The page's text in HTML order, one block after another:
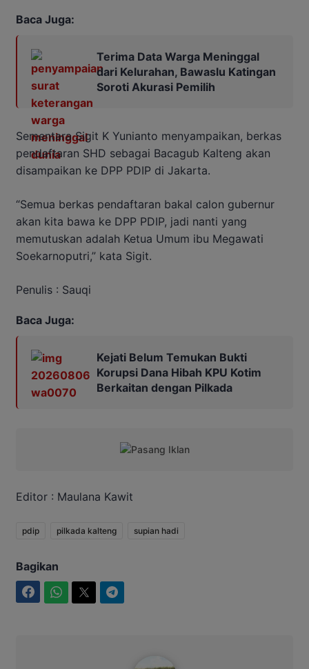
Baca Juga:
Terima Data Warga Meninggal
dari Kelurahan, Bawaslu Katingan
Soroti Akurasi Pemilih
Sementara Sigit K Yunianto menyampaikan, berkas
pendaftaran SHD sebagai Bacagub Kalteng akan
disampaikan ke DPP PDIP di Jakarta.
“Semua berkas pendaftaran bakal calon gubernur
akan kita bawa ke DPP PDIP, jadi nanti yang
memutuskan adalah Ketua Umum ibu Megawati
Soekarnoputri,” kata Sigit.
Penulis : Sauqi
Baca Juga:
Kejati Belum Temukan Bukti
Korupsi Dana Hibah KPU Kotim
Berkaitan dengan Pilkada
Editor : Maulana Kawit
pdip pilkada kalteng supian hadi
Bagikan